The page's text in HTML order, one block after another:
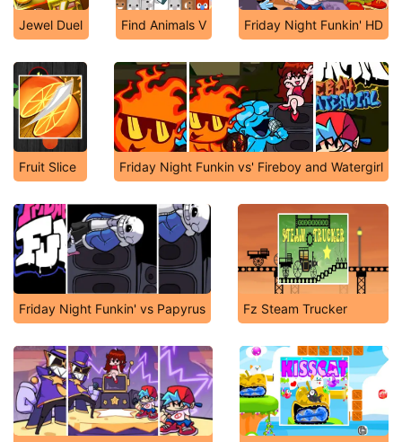
Jewel Duel Find Animals V Friday Night Funkin' HD
Fruit Slice Friday Night Funkin vs' Fireboy and Watergirl
Friday Night Funkin' vs Papyrus Fz Steam Trucker